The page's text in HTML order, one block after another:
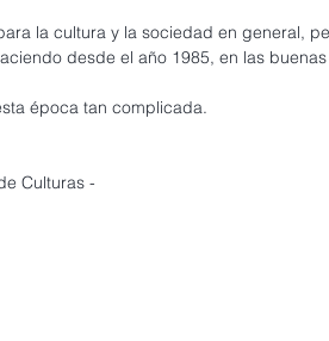
la cultura y la sociedad en general,
desde el año 1985, en las
época tan complicada.
Culturas -